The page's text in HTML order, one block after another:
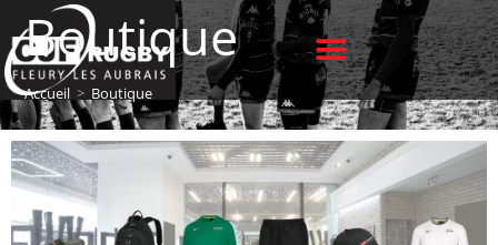
Boutique
Accueil > Boutique